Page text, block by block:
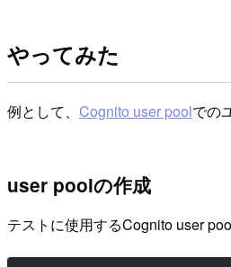
やってみた
例として、 Cognito user poolでの
user poolの作成
テストに使用するCognito user